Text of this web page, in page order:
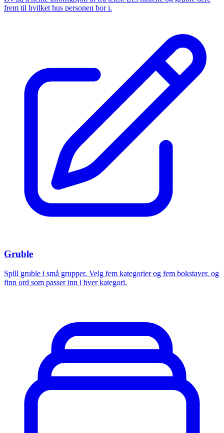
frem til hvilket hus personen bor i.
Gruble
Spill gruble i små grupper. Velg fem kategorier og fem bokstaver, og
finn ord som passer inn i hver kategori.